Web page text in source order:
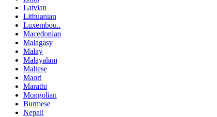
Latvian
Lithuanian
Luxembou..
Macedonian
Malagasy
Malay
Malayalam
Maltese
Maori
Marathi
Mongolian
Burmese
Nepali